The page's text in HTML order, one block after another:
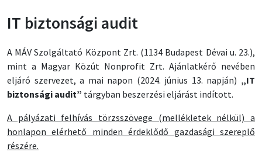
IT biztonsági audit
A MÁV Szolgáltató Központ Zrt. (1134 Budapest Dévai u. 23.),
mint a Magyar Közút Nonprofit Zrt. Ajánlatkérő nevében
eljáró szervezet, a mai napon (2024. június 13. napján) „IT
biztonsági audit” tárgyban beszerzési eljárást indított.
A pályázati felhívás törzsszövege (mellékletek nélkül) a
honlapon elérhető minden érdeklődő gazdasági szereplő
részére.